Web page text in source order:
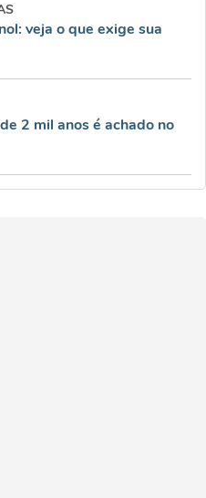
veja o que exige sua
2 mil anos é achado no